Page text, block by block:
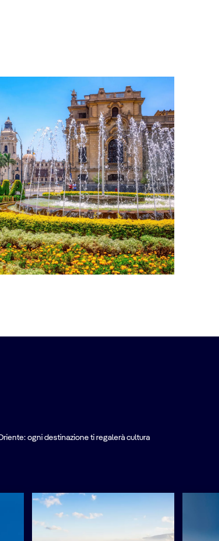
ogni destinazione ti regalerà cultura